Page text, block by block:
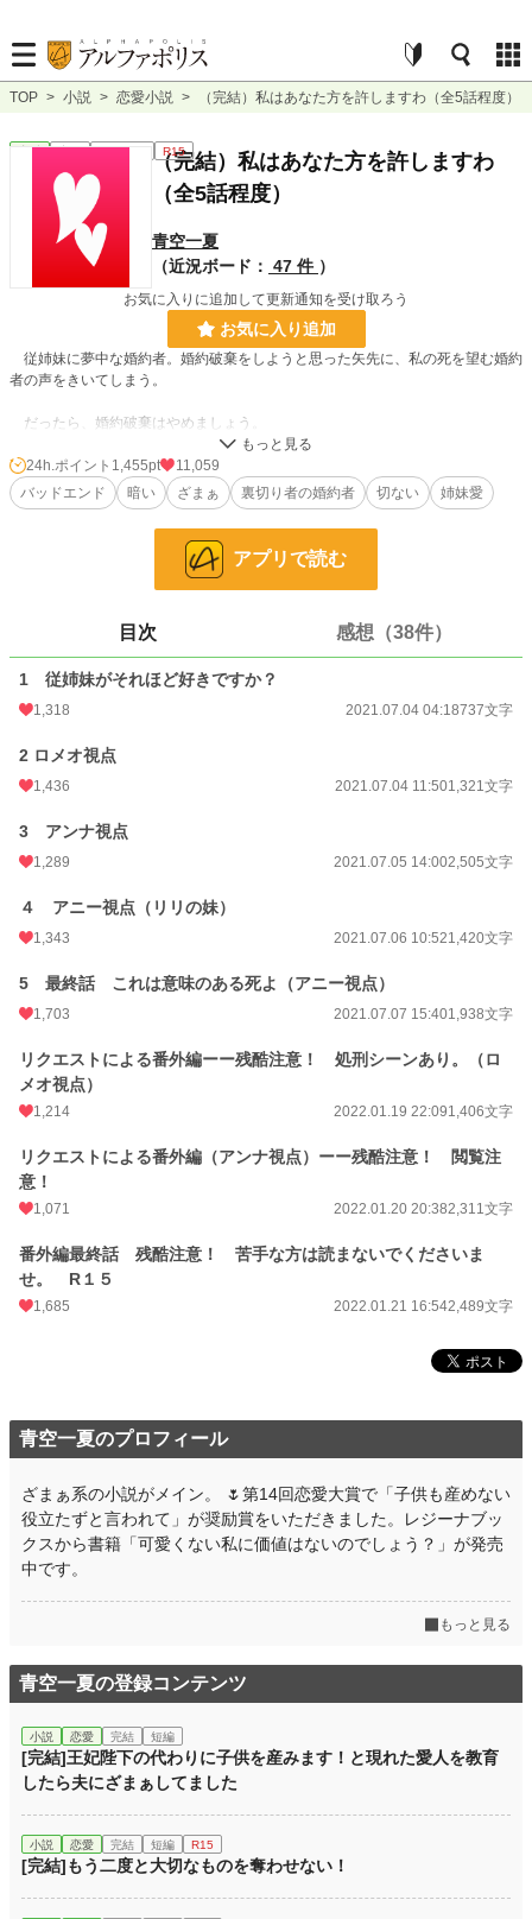
TOP > 小説 > 恋愛小説 > （完結）私はあなた方を許しますわ（全5話程度）
恋愛 完結 ｼｮｰﾄｼｮｰﾄ R15
（完結）私はあなた方を許しますわ
（全5話程度）
青空一夏
（近況ボード： 47 件 ）
お気に入りに追加して更新通知を受け取ろう
お気に入り追加
従姉妹に夢中な婚約者。婚約破棄をしようと思った矢先に、私の死を望む婚約
者の声をきいてしまう。
だったら、婚約破棄はやめましょう。
ふふふ、裏切っていたあなた方まとめて許して差し上げますわ。どうぞお幸せ
に！
悲しく切ない世界。全5話程度。それぞれの視点から物語がすすむ方式。後
味、悪いかもしれません。ハッピーエンドではありません！
497 位 / 66,363 件
お気に入り 1,913
14,127
初回公開日時
週間ポイント
月間ポイント 34,883 pt (1,312 位)
年間ポイント
累計ポイント 1,498,399 pt (3,885 位)
24h.ポイント 1,455pt
11,059
バッドエンド
暗い ざまぁ 裏切り者の婚約者 切ない 姉妹愛
アプリで読む
目次 感想（38件）
1 従姉妹がそれほど好きですか？
1,318 2021.07.04 04:18737文字
2 ロメオ視点
1,436 2021.07.04 11:501,321文字
3 アンナ視点
1,289 2021.07.05 14:002,505文字
４ アニー視点（リリの妹）
1,343 2021.07.06 10:521,420文字
5 最終話 これは意味のある死よ（アニー視点）
1,703 2021.07.07 15:401,938文字
リクエストによる番外編ーー残酷注意！ 処刑シーンあり。（ロ
メオ視点）
1,214 2022.01.19 22:091,406文字
リクエストによる番外編（アンナ視点）ーー残酷注意！ 閲覧注
意！
1,071 2022.01.20 20:382,311文字
番外編最終話 残酷注意！ 苦手な方は読まないでくださいま
せ。 R１５
1,685 2022.01.21 16:542,489文字
青空一夏のプロフィール
ざまぁ系の小説がメイン。 🌷第14回恋愛大賞で「子供も産めない
役立たずと言われて」が奨励賞をいただきました。レジーナブッ
クスから書籍「可愛くない私に価値はないのでしょう？」が発売
中です。
もっと見る
青空一夏の登録コンテンツ
小説 恋愛 完結 短編
[完結]王妃陛下の代わりに子供を産みます！と現れた愛人を教育
したら夫にざまぁしてました
小説 恋愛 完結 短編 R15
[完結]もう二度と大切なものを奪わせない！